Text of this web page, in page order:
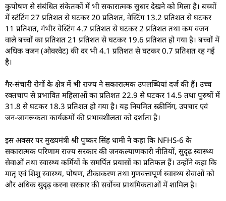
कुपोषण से संबंधित संकेतकों में भी सकारात्मक सुधार देखने को मिला है। बच्चों
में स्टंटिंग 27 प्रतिशत से घटकर 20 प्रतिशत, वेस्टिंग 13.2 प्रतिशत से घटकर
11 प्रतिशत, गंभीर वेस्टिंग 4.7 प्रतिशत से घटकर 2 प्रतिशत तथा कम वजन
वाले बच्चों का प्रतिशत 21 प्रतिशत से घटकर 19.6 प्रतिशत हो गया है। बच्चों में
अधिक वजन (ओवरवेट) की दर भी 4.1 प्रतिशत से घटकर 0.7 प्रतिशत रह गई
है।
गैर-संचारी रोगों के क्षेत्र में भी राज्य ने सकारात्मक उपलब्धियां दर्ज की हैं। उच्च
रक्तचाप से प्रभावित महिलाओं का प्रतिशत 22.9 से घटकर 14.5 तथा पुरुषों में
31.8 से घटकर 18.3 प्रतिशत हो गया है। यह नियमित स्क्रीनिंग, उपचार एवं
जन-जागरूकता कार्यक्रमों की प्रभावशीलता को दर्शाता है।
इस अवसर पर मुख्यमंत्री श्री पुष्कर सिंह धामी ने कहा कि NFHS-6 के
सकारात्मक परिणाम राज्य सरकार की जनकल्याणकारी नीतियों, सुदृढ़ स्वास्थ्य
सेवाओं तथा स्वास्थ्य कर्मियों के समर्पित प्रयासों का प्रतिफल हैं। उन्होंने कहा कि
मातृ एवं शिशु स्वास्थ्य, पोषण, टीकाकरण तथा गुणवत्तापूर्ण स्वास्थ्य सेवाओं को
और अधिक सुदृढ़ करना सरकार की सर्वोच्च प्राथमिकताओं में शामिल है।